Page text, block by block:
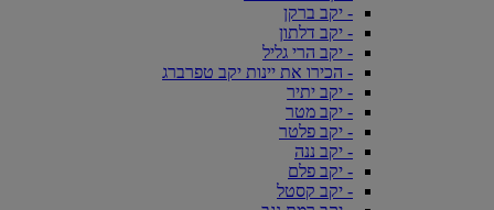
- יקב ברקן
- יקב דלתון
- יקב הרי גליל
- הכירו את יינות יקב טפרברג
- יקב יתיר
- יקב מטר
- יקב פלטר
- יקב ננה
- יקב פלם
- יקב קסטל